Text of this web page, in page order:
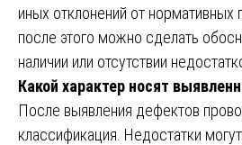
иных отклонений от нормативных
после этого можно сделать
наличии или отсутствии
Какой характер носят
После выявления дефектов
классификация. Недостатки